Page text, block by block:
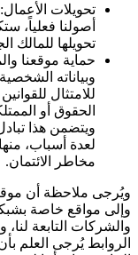
تحويلات
أصولنا فعلياً،
تحويلها للمالك
حماية موقعنا
وبياناته
للامتثال
الحقوق أو
ويتضمن هذا
لعدة أسباب،
مخاطر الائتمان.
ويُرجى ملاحظة أن
وإلى مواقع خاصة
والشركات التابعة
الروابط يُرجى العلم